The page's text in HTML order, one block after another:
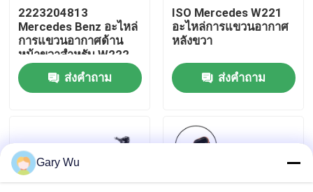
ควบคุมคุณภาพ
ติดต่อเรา
ข่าว
กรณี
ระบบแขวนอากาศรถ
2223204813
Mercedes Benz อะไหล่
การแขวนอากาศด้าน
หน้าขวาสําหรับ W222
Airmatic S Class
ส่งคำถาม
ISO Mercedes W221
อะไหล่การแขวนอากาศ
หลังขวา
ส่งคำถาม
Gary Wu